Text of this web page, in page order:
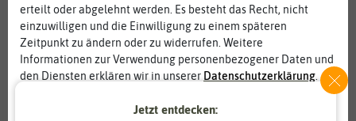
erteilt oder abgelehnt werden. Es besteht das Recht, nicht
einzuwilligen und die Einwilligung zu einem späteren
Zeitpunkt zu ändern oder zu widerrufen. Weitere
Informationen zur Verwendung personenbezogener Daten und
den Diensten erklären wir in unserer Daten­schutz­erklärung.
Statistik
Jetzt entdecken: